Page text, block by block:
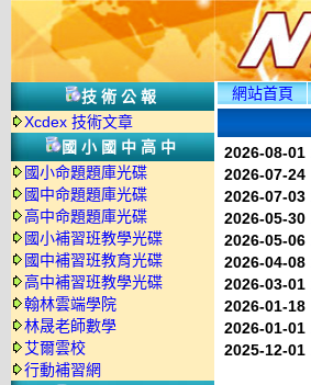
技術公報
Xcdex 技術文章
國小國中高中
國小命題題庫光碟
國中命題題庫光碟
高中命題題庫光碟
國小補習班教學光碟
國中補習班教育光碟
高中補習班教學光碟
翰林雲端學院
林晟老師數學
艾爾雲校
行動補習網
網站首頁
2026-08-01
2026-07-24
2026-07-03
2026-05-30
2026-05-06
2026-04-08
2026-03-01
2026-01-18
2026-01-01
2025-12-01